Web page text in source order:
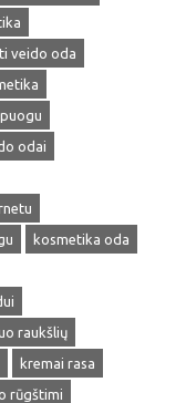
veido oda
odai
kosmetika oda
raukšlių
kremai rasa
rūgštimi